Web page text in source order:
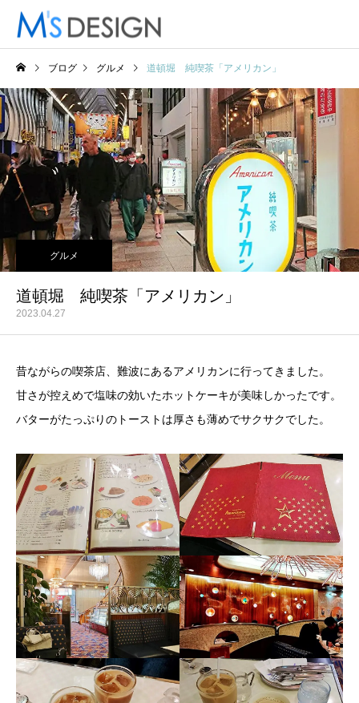
ブログ グルメ 道頓堀 純喫茶「アメリカン」
グルメ
道頓堀 純喫茶「アメリカン」
2023.04.27
昔ながらの喫茶店、難波にあるアメリカンに行ってきました。
甘さが控えめで塩味の効いたホットケーキが美味しかったです。
バターがたっぷりのトーストは厚さも薄めでサクサクでした。